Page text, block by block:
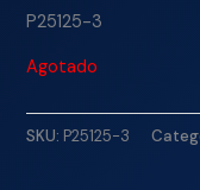
P25125-3
Agotado
SKU: P25125-3